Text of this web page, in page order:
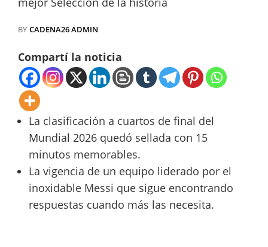
BY CADENA26 ADMIN
Compartí la noticia
La clasificación a cuartos de final del
Mundial 2026 quedó sellada con 15
minutos memorables.
La vigencia de un equipo liderado por el
inoxidable Messi que sigue encontrando
respuestas cuando más las necesita.